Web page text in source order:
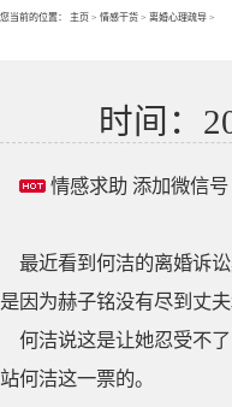
您当前的位置： 主页 > 情感干货 > 离婚心理疏导 >
时间：
情感求助 添加微信号
最近看到何洁的离婚诉
是因为赫子铭没有尽到丈
何洁说这是让她忍受不
站何洁这一票的。